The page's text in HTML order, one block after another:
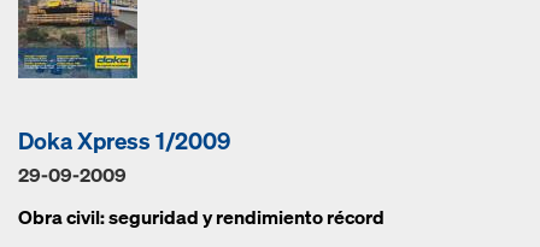
Doka Xpress 1/2009
29-09-2009
Obra civil: seguridad y rendimiento récord